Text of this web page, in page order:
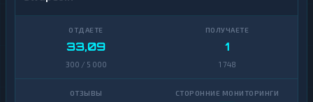
33,09
300 / 5 000
1
1 748